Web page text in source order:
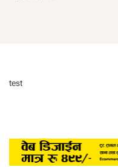
test